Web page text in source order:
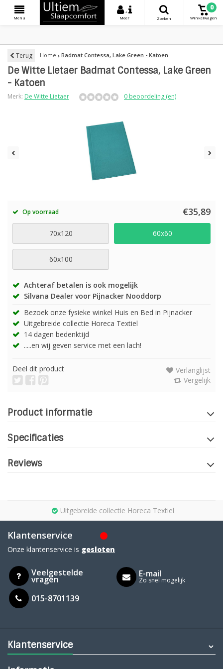
Menu
+
Meer
Zoeken
0
Winkelwagen
Terug Home Badmat Contessa, Lake Green - Katoen
De Witte Lietaer Badmat Contessa, Lake Green
- Katoen
Merk: De Witte Lietaer 0 beoordeling (en)
Op voorraad €35,89
70x120 60x60
60x100
Achteraf betalen is ook mogelijk
Silvana Dealer voor Pijnacker Nooddorp
Bezoek onze fysieke winkel Huis en Bed in Pijnacker
Uitgebreide collectie Horeca Textiel
14 dagen bedenktijd
.....en wij geven service met een lach!
Deel dit product
Verlanglijst
Vergelijk
Product informatie
Specificaties
Reviews
Uitgebreide collectie Horeca Textiel
Klantenservice
Onze klantenservice is gesloten
Veelgestelde
vragen
015-8701139
E-mail
Zo snel mogelijk
Klantenservice